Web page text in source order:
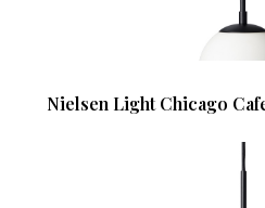
Nielsen Light Chicago